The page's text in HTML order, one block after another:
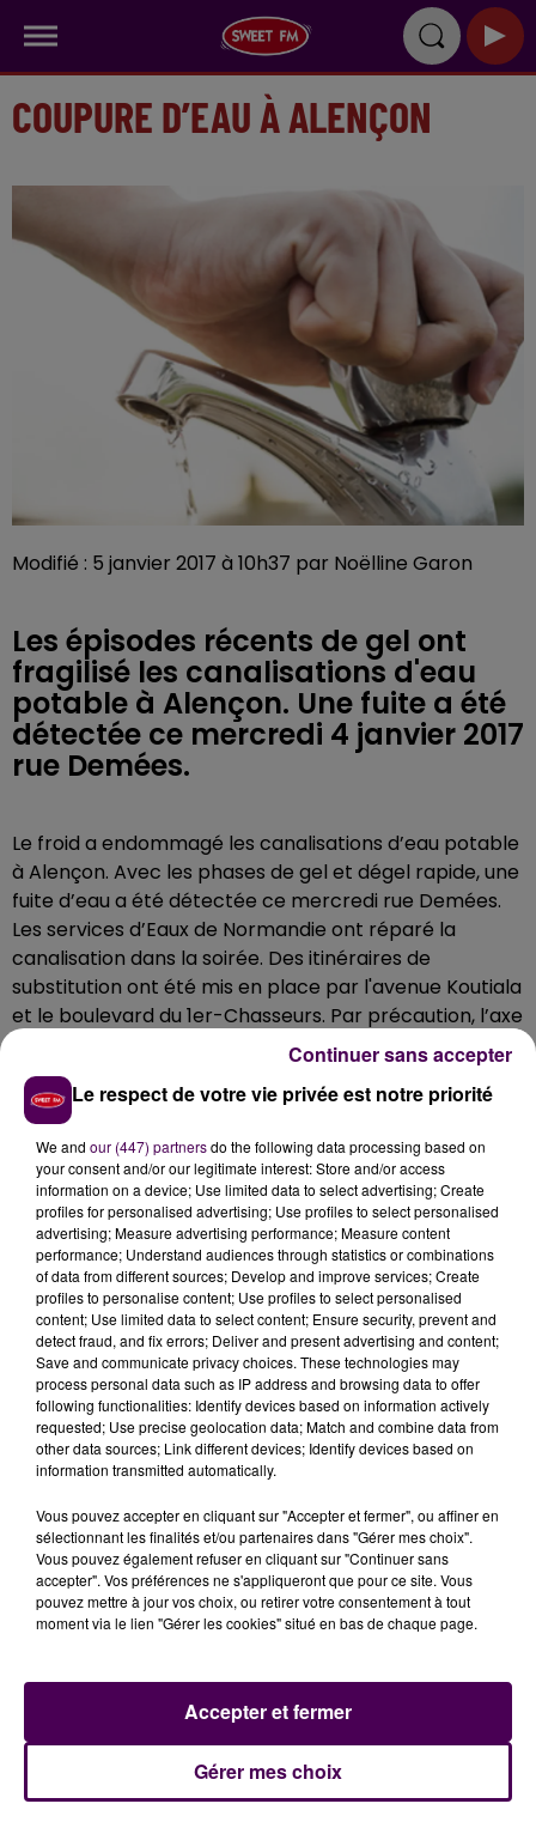
COUPURE D’EAU À ALENÇON
Modifié : 5 janvier 2017 à 10h37 par Noëlline Garon
Les épisodes récents de gel ont
fragilisé les canalisations d'eau
potable à Alençon. Une fuite a été
détectée ce mercredi 4 janvier 2017
rue Demées.
Le froid a endommagé les canalisations d’eau potable
à Alençon. Avec les phases de gel et dégel rapide, une
fuite d’eau a été détectée ce mercredi rue Demées.
Les services d’Eaux de Normandie ont réparé la
canalisation dans la soirée. Des itinéraires de
substitution ont été mis en place par l'avenue Koutiala
et le boulevard du 1er-Chasseurs. Par précaution, l’axe
a également été sablé par les services municipaux. Le
retour complet à la normale était prévu pour ce jeudi
midi.
À LA UNE
31 juillet 2026
Gagnez vos entrées à Terra Botanica !
11 juillet 2026
Inscrivez-vous au casting The Voice & The Voice
Kids !
Deux rixes en trois semaines : le préfet ordonne
la fermeture d'une...
Le respect de votre vie privée est notre priorité
We and our (447) partnersdo the following data processing based on
your consent and/or our legitimate interest: Store and/or access
information on a device; Use limited data to select advertising; Create
profiles for personalised advertising; Use profiles to select personalised
advertising; Measure advertising performance; Measure content
performance; Understand audiences through statistics or combinations
of data from different sources; Develop and improve services; Create
profiles to personalise content; Use profiles to select personalised
content; Use limited data to select content; Ensure security, prevent and
detect fraud, and fix errors; Deliver and present advertising and content;
Save and communicate privacy choices. These technologies may
process personal data such as IP address and browsing data to offer
following functionalities: Identify devices based on information actively
requested; Use precise geolocation data; Match and combine data from
other data sources; Link different devices; Identify devices based on
information transmitted automatically.
Vous pouvez accepter en cliquant sur "Accepter et fermer", ou affiner en
sélectionnant les finalités et/ou partenaires dans "Gérer mes choix".
Vous pouvez également refuser en cliquant sur "Continuer sans
accepter". Vos préférences ne s'appliqueront que pour ce site. Vous
pouvez mettre à jour vos choix, ou retirer votre consentement à tout
moment via le lien "Gérer les cookies" situé en bas de chaque page.
Gérer mes choix
Accepter et fermer
Continuer sans accepter